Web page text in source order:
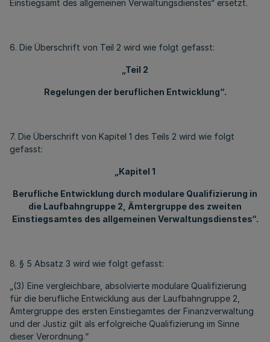
Einstiegsamt des allgemeinen Verwaltungsdienstes“ ersetzt.
6. Die Überschrift von Teil 2 wird wie folgt gefasst:
„Teil 2
Regelungen der beruflichen Entwicklung“.
7. Die Überschrift von Kapitel 1 des Teils 2 wird wie folgt
gefasst:
„Kapitel 1
Berufliche Entwicklung durch modulare Qualifizierung in
die Laufbahngruppe 2, Ämtergruppe des zweiten
Einstiegsamtes des allgemeinen Verwaltungsdienstes“.
8. § 5 Absatz 3 wird wie folgt gefasst:
„(3) Eine vergleichbare, absolvierte modulare Qualifizierung
für die berufliche Entwicklung aus der Laufbahngruppe 2,
Ämtergruppe des ersten Einstiegamtes der Finanzverwaltung
und der Justiz gilt als erfolgreiche Qualifizierung im Sinne
dieser Verordnung.“